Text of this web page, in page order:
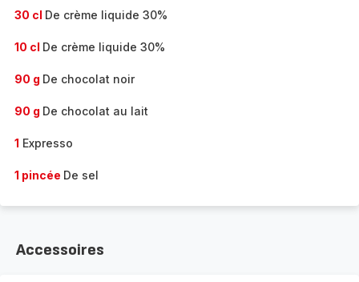
30 cl De crème liquide 30%
10 cl De crème liquide 30%
90 g De chocolat noir
90 g De chocolat au lait
1 Expresso
1 pincée De sel
Accessoires